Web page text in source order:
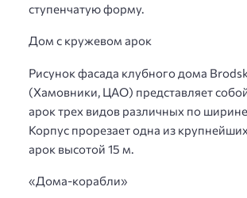
ступенчатую форму.
Дом с кружевом арок
Рисунок фасада клубного дома
(Хамовники, ЦАО) представляет
арок трех видов различных по ширине
Корпус прорезает одна из
арок высотой 15 м.
«Дома-корабли»